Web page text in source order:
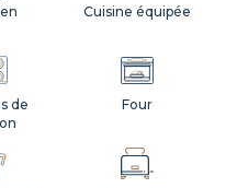
Cuisine équipée
Four
de